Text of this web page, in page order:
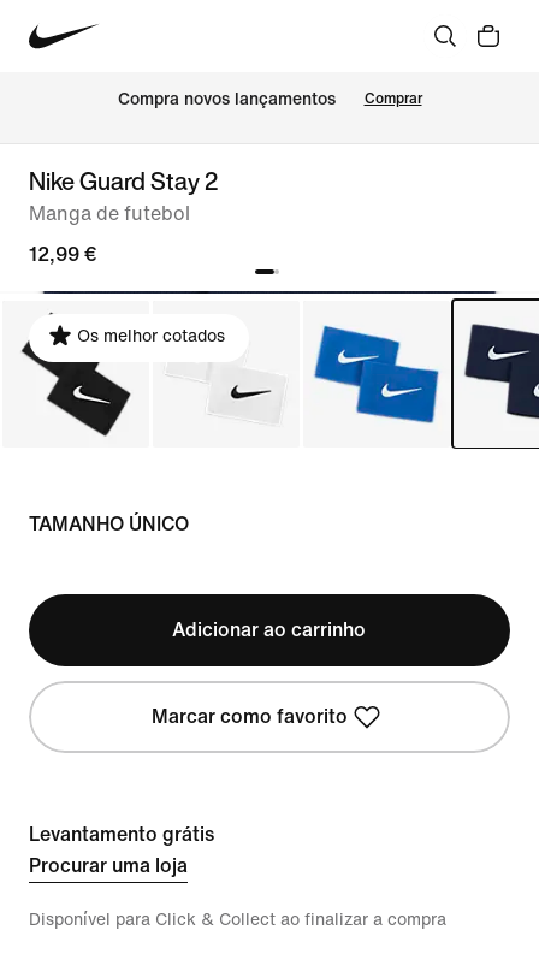
Compra novos lançamentos Comprar
Nike Guard Stay 2
Manga de futebol
12,99 €
Os melhor cotados
TAMANHO ÚNICO
Adicionar ao carrinho
Marcar como favorito
Levantamento grátis
Procurar uma loja
Disponível para Click & Collect ao finalizar a compra